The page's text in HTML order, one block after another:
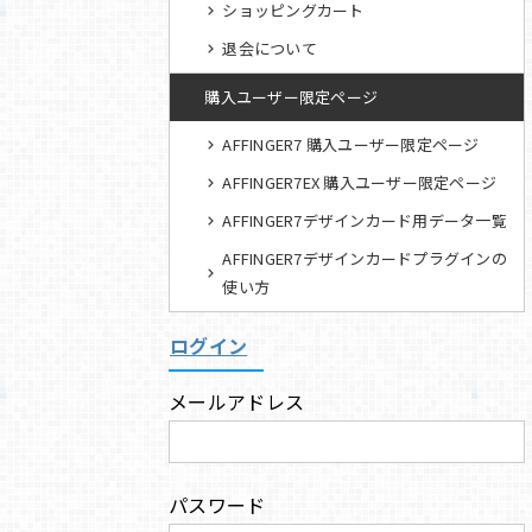
ショッピングカート
退会について
購入ユーザー限定ページ
AFFINGER7 購入ユーザー限定ページ
AFFINGER7EX 購入ユーザー限定ページ
AFFINGER7デザインカード用データ一覧
AFFINGER7デザインカードプラグインの
使い方
ログイン
メールアドレス
パスワード